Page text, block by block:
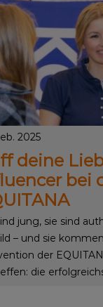
2025
deine
bei
jung, sie sind
– und sie
der
die